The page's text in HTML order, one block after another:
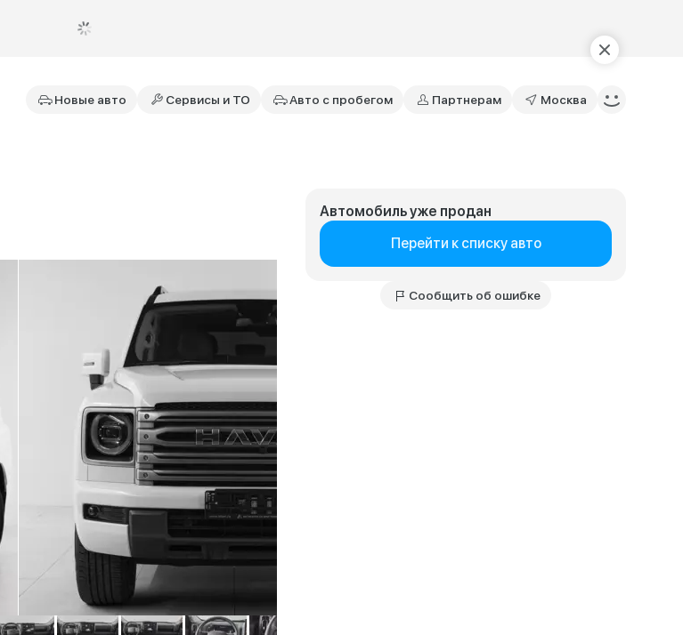
Новые авто Сервисы и ТО Авто с пробегом Партнерам Москва
Автомобиль уже продан
Перейти к списку авто
Сообщить об ошибке